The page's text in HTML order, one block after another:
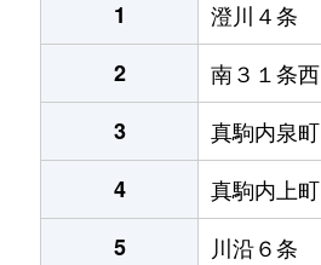
1
澄川４条
2
南３１条西
3
真駒内泉町
4
真駒内上町
5
川沿６条